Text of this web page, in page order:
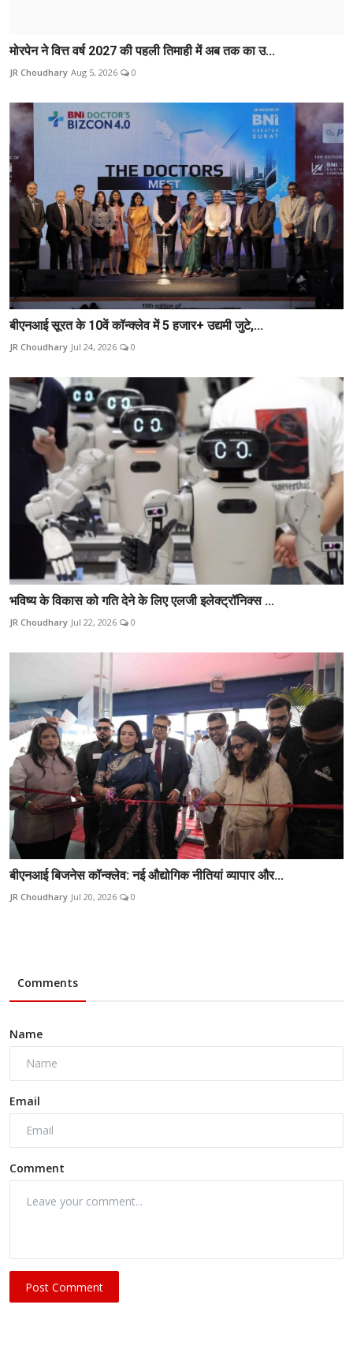
मोरपेन ने वित्त वर्ष 2027 की पहली तिमाही में अब तक का उ...
JR Choudhary Aug 5, 2026 0
बीएनआई सूरत के 10वें कॉन्क्लेव में 5 हजार+ उद्यमी जुटे,...
JR Choudhary Jul 24, 2026 0
भविष्य के विकास को गति देने के लिए एलजी इलेक्ट्रॉनिक्स ...
JR Choudhary Jul 22, 2026 0
बीएनआई बिजनेस कॉन्क्लेव: नई औद्योगिक नीतियां व्यापार और...
JR Choudhary Jul 20, 2026 0
Comments
Name
Email
Comment
Post Comment